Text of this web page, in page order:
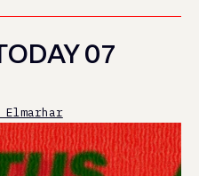
07
Elmarhar